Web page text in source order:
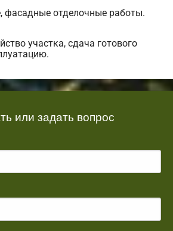
фасадные отделочные работы.
участка, сдача готового
или задать вопрос